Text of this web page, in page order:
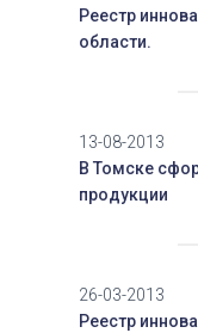
Реестр
области.
13-08-2013
В Томске
продукции
26-03-2013
Реестр